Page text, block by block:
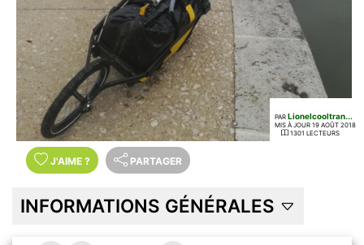
PAR Lionelcooltran...
MIS À JOUR 19 AOÛT 2018
1301 LECTEURS
J'AIME ? PARTAGER
INFORMATIONS GÉNÉRALES